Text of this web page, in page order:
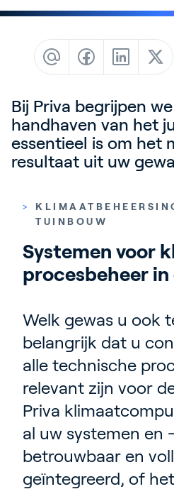
Over Priva
Careers
Contact
Customer
Events
Service
Bij Priva begrijpen
handhaven van het
essentieel is om het
resultaat uit uw
>
TUINBOUW
Systemen voor
procesbeheer
Welk gewas u ook
belangrijk dat u
alle technische
relevant zijn voor
Priva
al uw systemen en
betrouwbaar en
geïntegreerd, of